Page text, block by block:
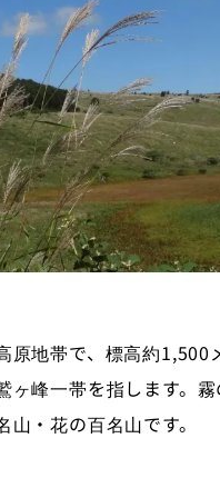
原地帯で、標高約
ヶ峰一帯を指します。
・花の百名山です。